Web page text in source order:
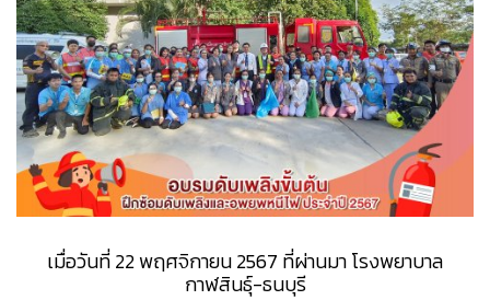
เมื่อวันที่ 22 พฤศจิกายน 2567 ที่ผ่านมา โรงพยาบาล
กาฬสินธุ์-ธนบุรี